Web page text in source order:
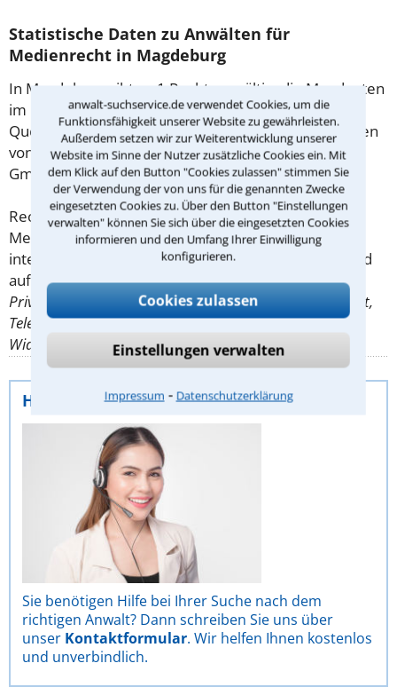
anwalt-suchservice.de verwendet Cookies, um die
Funktionsfähigkeit unserer Website zu gewährleisten.
Außerdem setzen wir zur Weiterentwicklung unserer
Website im Sinne der Nutzer zusätzliche Cookies ein. Mit
dem Klick auf den Button "Cookies zulassen" stimmen Sie
der Verwendung der von uns für die genannten Zwecke
eingesetzten Cookies zu. Über den Button "Einstellungen
verwalten" können Sie sich über die eingesetzten Cookies
informieren und den Umfang Ihrer Einwilligung
konfigurieren.
Cookies zulassen
Einstellungen verwalten
Impressum ⁃ Datenschutzerklärung
Statistische Daten zu Anwälten für
Medienrecht in Magdeburg
In Magdeburg gibt es 1 Rechtsanwältin, die Mandanten
im Medienrecht berät.
Quelle: Anwalt- und Notarverzeichnis, herausgegeben
von der Anwalt Suchservice Verlag Dr. Otto Schmidt
GmbH
Rechtsuchende, die nach einem Anwalt für
Medienrecht in Magdeburg gesucht haben,
interessierten sich insbesondere für die nachfolgend
aufgeführten Themen:Leistungsschutzrecht,
Privatkopie, Rundfunkrecht, Telekommunikationsrecht,
Telemediengesetz, Titelschutz, Verlagsrecht,
Widerrufsanspruch.
Hilfe zu Ihrer Anwaltsuche
Sie benötigen Hilfe bei Ihrer Suche nach dem
richtigen Anwalt? Dann schreiben Sie uns über
unser Kontaktformular. Wir helfen Ihnen kostenlos
und unverbindlich.